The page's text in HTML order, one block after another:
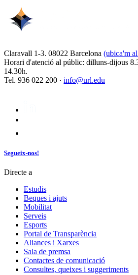
Claravall 1-3. 08022 Barcelona (ubica'm
Horari d'atenció al públic: dilluns-dijous
14.30h.
Tel. 936 022 200 · info@url.edu
Segueix-nos!
Directe a
Estudis
Beques i ajuts
Mobilitat
Serveis
Esports
Portal de Transparència
Aliances i Xarxes
Sala de premsa
Contactes de comunicació
Consultes, queixes i suggeriments